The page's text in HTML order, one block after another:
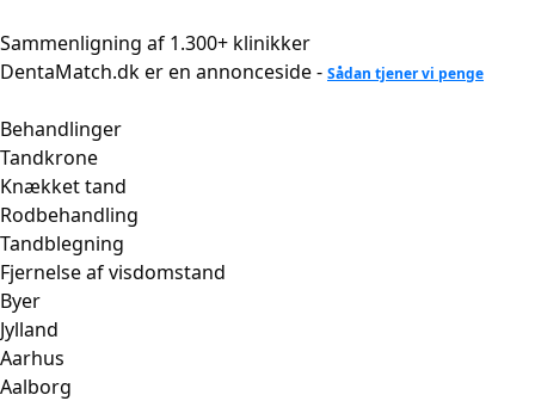
til
indhold
Sammenligning af 1.300+ klinikker
DentaMatch.dk er en annonceside - Sådan tjener vi penge
Behandlinger
Tandkrone
Knækket tand
Rodbehandling
Tandblegning
Fjernelse af visdomstand
Byer
Jylland
Aarhus
Aalborg